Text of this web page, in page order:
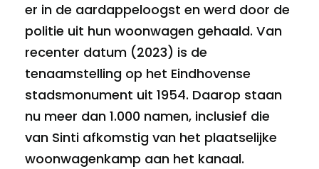
er in de aardappeloogst en werd door de
politie uit hun woonwagen gehaald. Van
recenter datum (2023) is de
tenaamstelling op het Eindhovense
stadsmonument uit 1954. Daarop staan
nu meer dan 1.000 namen, inclusief die
van Sinti afkomstig van het plaatselijke
woonwagenkamp aan het kanaal.